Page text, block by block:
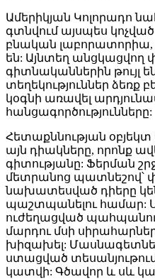
Ամերիկյան Կոլորադո
գտնվում այսպես
բնական լաբորատորիա,
են: Այնտեղ անցկացվող
գիտնականներին թույլ
տեղեկություններ ձեռք
կօգնի առավել
հանցագործությունները:
Հետաքննության
այն դիակները, որոնք
գիտությանը: Ֆերման
մետրանոց պատնեշով՝
նախատեսված դիերը
պաշտպանելու համար:
ուժեղացված
մարդու մսի
խիզախել:
ստացված
կատվի: Գծավոր և սև